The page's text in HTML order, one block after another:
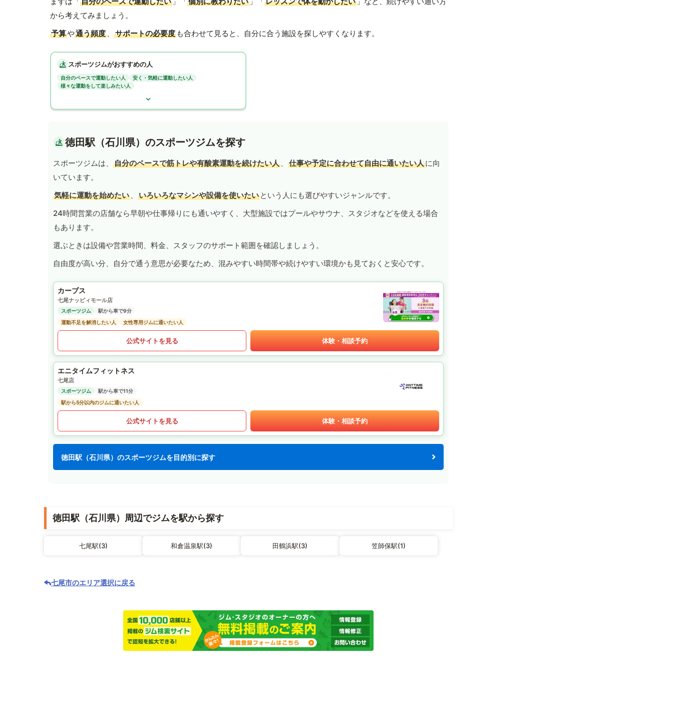
から考えてみましょう。
予算や通う頻度 、 サポートの必要度 も合わせて見ると、自分に合う施設を探しやすくなります。
スポーツジムがおすすめの人
自分のペースで運動したい人
安く・気軽に運動したい人
様々な運動をして楽しみたい人
徳田駅（石川県）のスポーツジムを探す
スポーツジムは、 自分のペースで筋トレや有酸素運動を続けたい人 、 仕事や予定に合わせて自由に通いたい人に向
いています。
気軽に運動を始めたい 、 いろいろなマシンや設備を使いたい という人にも選びやすいジャンルです。
24時間営業の店舗なら早朝や仕事帰りにも通いやすく、大型施設ではプールやサウナ、スタジオなどを使える場合
もあります。
選ぶときは設備や営業時間、料金、スタッフのサポート範囲を確認しましょう。
自由度が高い分、自分で通う意思が必要なため、混みやすい時間帯や続けやすい環境かも見ておくと安心です。
カーブス
七尾ナッピィモール店
スポーツジム
駅から車で9分
運動不足を解消したい人
女性専用ジムに通いたい人
公式サイトを見る 体験・相談予約
エニタイムフィットネス
七尾店
スポーツジム
駅から車で11分
駅から5分以内のジムに通いたい人
公式サイトを見る 体験・相談予約
徳田駅（石川県）のスポーツジムを目的別に探す
徳田駅（石川県）周辺でジムを駅から探す
七尾駅(3) 和倉温泉駅(3) 田鶴浜駅(3) 笠師保駅(1)
七尾市のエリア選択に戻る